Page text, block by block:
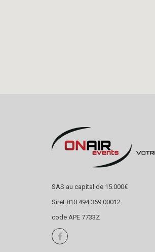
SAS au capital de 15.000€
Siret 810 494 369 00012
code APE 7733Z